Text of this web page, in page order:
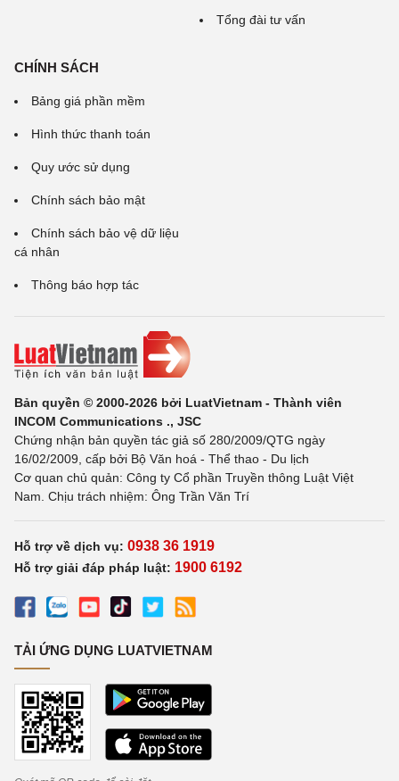
Tổng đài tư vấn
CHÍNH SÁCH
Bảng giá phần mềm
Hình thức thanh toán
Quy ước sử dụng
Chính sách bảo mật
Chính sách bảo vệ dữ liệu
cá nhân
Thông báo hợp tác
Bản quyền © 2000-2026 bởi LuatVietnam - Thành viên
INCOM Communications ., JSC
Chứng nhận bản quyền tác giả số 280/2009/QTG ngày
16/02/2009, cấp bởi Bộ Văn hoá - Thể thao - Du lịch
Cơ quan chủ quản: Công ty Cổ phần Truyền thông Luật Việt
Nam. Chịu trách nhiệm: Ông Trần Văn Trí
Hỗ trợ về dịch vụ: 0938 36 1919
Hỗ trợ giải đáp pháp luật: 1900 6192
TẢI ỨNG DỤNG LUATVIETNAM